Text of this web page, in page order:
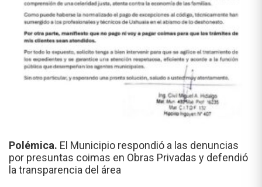
Polémica. El Municipio respondió a las denuncias
por presuntas coimas en Obras Privadas y defendió
la transparencia del área